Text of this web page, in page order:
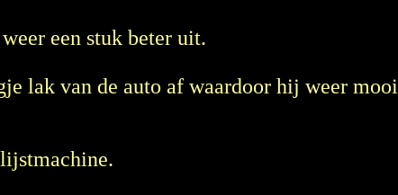
een stuk beter uit.
lak van de auto af waardoor hij weer